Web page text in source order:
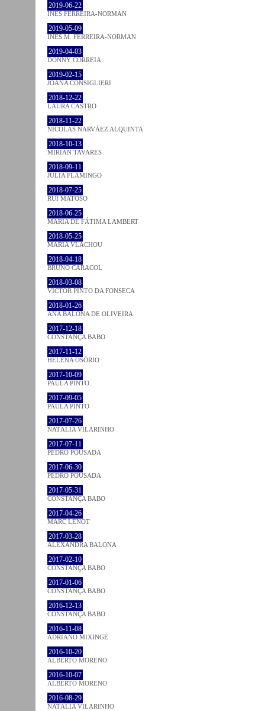
2019-06-22
INÊS FERREIRA-NORMAN
2019-05-09
INÊS M. FERREIRA-NORMAN
2019-04-03
DONNY CORREIA
2019-02-15
JOANA CONSIGLIERI
2018-12-22
LAURA CASTRO
2018-11-22
NICOLÁS NARVÁEZ ALQUINTA
2018-10-13
MIRIAN TAVARES
2018-09-11
JULIA FLAMINGO
2018-07-25
RUI MATOSO
2018-06-25
MARIA DE FÁTIMA LAMBERT
2018-05-25
MARIA VLACHOU
2018-04-18
BRUNO CARACOL
2018-03-08
VICTOR PINTO DA FONSECA
2018-01-26
ANA BALONA DE OLIVEIRA
2017-12-18
CONSTANÇA BABO
2017-11-12
HELENA OSÓRIO
2017-10-09
PAULA PINTO
2017-09-05
PAULA PINTO
2017-07-26
NATÁLIA VILARINHO
2017-07-11
PEDRO POUSADA
2017-06-30
PEDRO POUSADA
2017-05-31
CONSTANÇA BABO
2017-04-26
MARC LENOT
2017-03-28
ALEXANDRA BALONA
2017-02-10
CONSTANÇA BABO
2017-01-06
CONSTANÇA BABO
2016-12-13
CONSTANÇA BABO
2016-11-08
ADRIANO MIXINGE
2016-10-20
ALBERTO MORENO
2016-10-07
ALBERTO MORENO
2016-08-29
NATÁLIA VILARINHO